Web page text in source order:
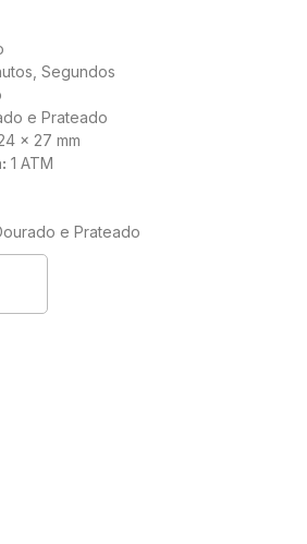
Segundos
e Prateado
x 27 mm
1 ATM
e Prateado